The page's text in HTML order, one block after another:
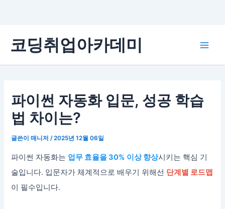
로
코딩취업아카데미
파이썬 자동화 입문, 성공 학습
법 차이는?
글쓴이매니저 /2025년 12월 06일
파이썬 자동화는 업무 효율을 30% 이상 향상시키는 핵심 기
술입니다. 입문자가 체계적으로 배우기 위해선 단계별 로드맵
이 필수입니다.